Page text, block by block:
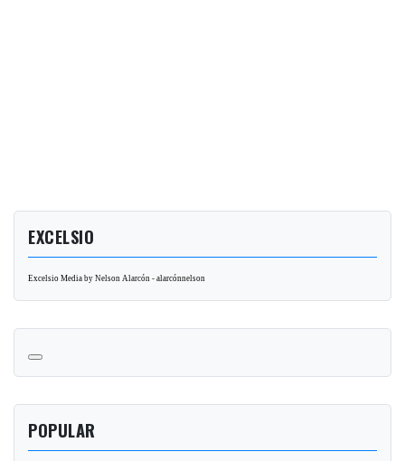
EXCELSIO
Excelsio Media by Nelson Alarcón - alarcónnelson
POPULAR